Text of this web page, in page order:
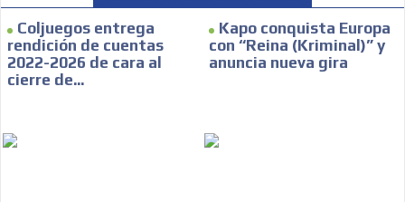
SUPER TÉCNICOS
INTERNACIONALES
Coljuegos entrega
rendición de cuentas
2022-2026 de cara al
cierre de...
Kapo conquista Europa
con “Reina (Kriminal)” y
anuncia nueva gira